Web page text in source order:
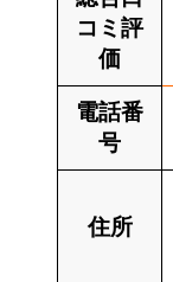
コミ評
価
電話番
号
住所